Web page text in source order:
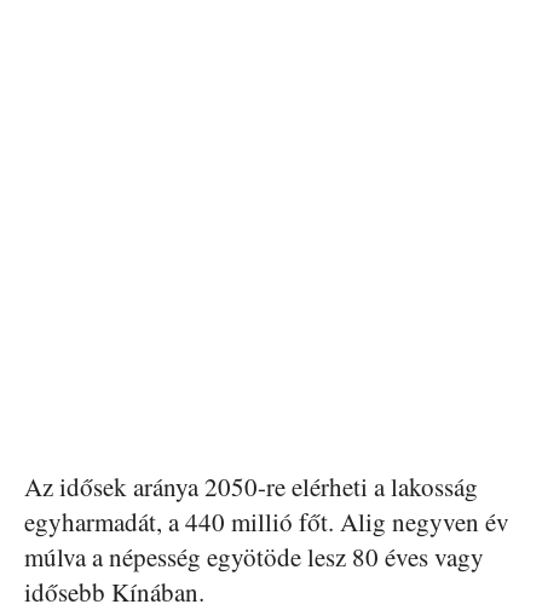
Az idősek aránya 2050-re elérheti a lakosság
egyharmadát, a 440 millió főt. Alig negyven év
múlva a népesség egyötöde lesz 80 éves vagy
idősebb Kínában.